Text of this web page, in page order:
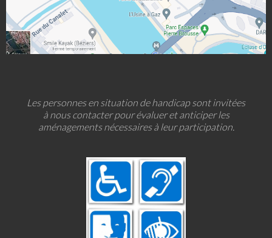
Les personnes en situation de handicap sont invitées
à nous contacter pour évaluer et anticiper les
aménagements nécessaires à leur participation.